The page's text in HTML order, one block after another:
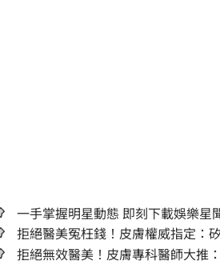
一手掌握明星動態 即刻下載娛
拒絕醫美冤枉錢！皮膚權威指定：
拒絕無效醫美！皮膚專科醫師大推